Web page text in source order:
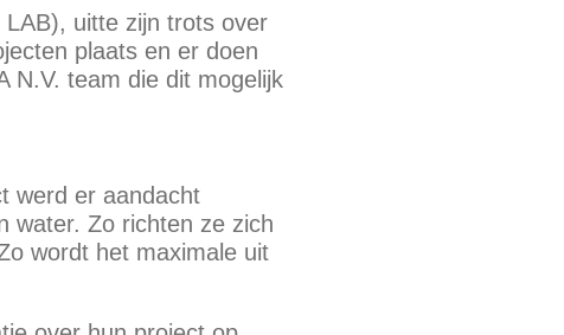
uitte zijn trots over
plaats en er doen
N.V. team die dit mogelijk
werd er aandacht
water. Zo richten ze zich
wordt het maximale uit